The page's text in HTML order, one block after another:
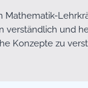
Mathematik-
verständlich und
Konzepte zu